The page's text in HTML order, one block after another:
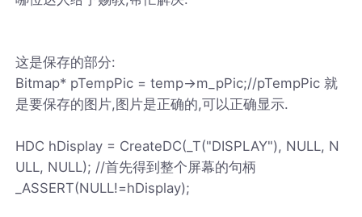
这是保存的部分:
Bitmap* pTempPic = temp->m_pPic;//pTempPic 就
是要保存的图片,图片是正确的,可以正确显示.
HDC hDisplay = CreateDC(_T("DISPLAY"), NULL, N
ULL, NULL); //首先得到整个屏幕的句柄
_ASSERT(NULL!=hDisplay);